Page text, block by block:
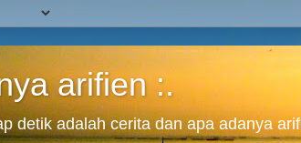
arifien :.
detik adalah cerita dan apa adanya